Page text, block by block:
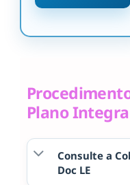
Plano
Consulte a
Doc LE